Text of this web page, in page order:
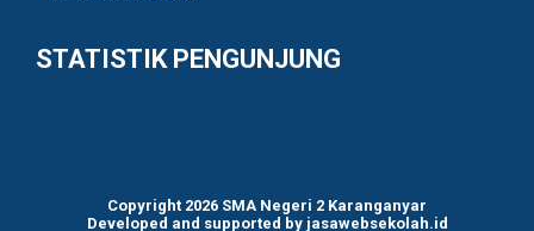
STATISTIK PENGUNJUNG
Copyright 2026 SMA Negeri 2 Karanganyar
Developed and supported by jasawebsekolah.id